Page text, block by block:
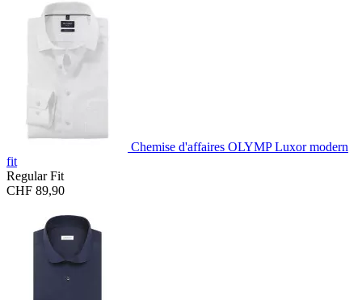
Chemise d'affaires OLYMP Luxor modern
fit
Regular Fit
CHF 89,90